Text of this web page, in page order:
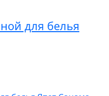
для белья